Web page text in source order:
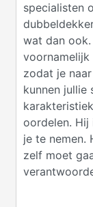
specialisten
wat dan
voornamelijk
zodat je
kunnen jullie
oordelen.
je te nemen.
zelf moet